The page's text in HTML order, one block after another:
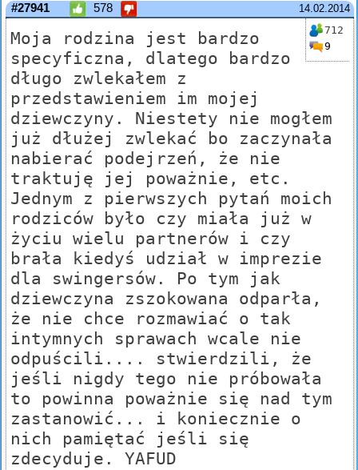
14.02.2014
#27941 578
712
9
Moja rodzina jest bardzo
specyficzna, dlatego bardzo
długo zwlekałem z
przedstawieniem im mojej
dziewczyny. Niestety nie mogłem
już dłużej zwlekać bo zaczynała
nabierać podejrzeń, że nie
traktuję jej poważnie, etc.
Jednym z pierwszych pytań moich
rodziców było czy miała już w
życiu wielu partnerów i czy
brała kiedyś udział w imprezie
dla swingersów. Po tym jak
dziewczyna zszokowana odparła,
że nie chce rozmawiać o tak
intymnych sprawach wcale nie
odpuścili.... stwierdzili, że
jeśli nigdy tego nie próbowała
to powinna poważnie się nad tym
zastanowić... i koniecznie o
nich pamiętać jeśli się
zdecyduje. YAFUD